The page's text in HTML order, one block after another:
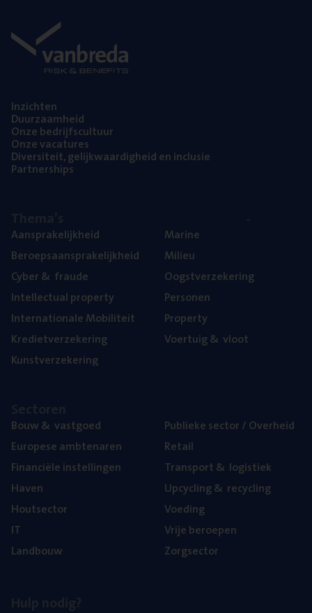
Inzich­ten
Duur­zaam­heid
Onze bedrijfs­cul­tuur
Onze vaca­tu­res
Diver­si­teit, gelijk­waar­dig­heid en inclusie
Part­ner­ships
Aan­spra­ke­lijk­heid
Beroeps­aan­spra­ke­lijk­heid
Cyber& fraude
Intel­lec­tu­al property
Inter­na­ti­o­na­le Mobiliteit
Kre­diet­ver­ze­ke­ring
Kunst­ver­ze­ke­ring
Mari­ne
Mili­eu
Oogst­ver­ze­ke­ring
Per­so­nen
Pro­per­ty
Voer­tuig& vloot
Bouw& vastgoed
Euro­pe­se ambtenaren
Finan­ci­ë­le instellingen
Haven
Hout­sec­tor
IT
Land­bouw
Publie­ke sec­tor / Overheid
Retail
Trans­port& logistiek
Upcy­cling& recycling
Voe­ding
Vrije beroe­pen
Zorg­sec­tor